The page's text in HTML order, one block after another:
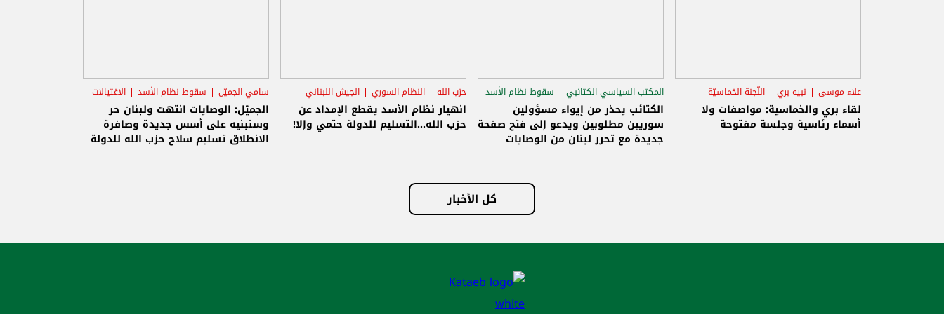
علاء موسى نبيه بري اللّجنة الخماسيّة
لقاء بري والخماسية: مواصفات ولا
أسماء رئاسية وجلسة مفتوحة
المكتب السياسي الكتائبي
سقوط نظام الأسد
الاستحقاق الرئاسي
الكتائب يحذر من إيواء مسؤولين
سوريين مطلوبين ويدعو إلى فتح صفحة
جديدة مع تحرر لبنان من الوصايات
حزب الله النظام السوري الجيش اللبناني
انهيار نظام الأسد يقطع الإمداد عن
حزب الله...التسليم للدولة حتمي وإلا!
سامي الجميّل سقوط نظام الأسد الاغتيالات
الجميّل: الوصايات انتهت ولبنان حر
وسنبنيه على أسس جديدة وصافرة
الانطلاق تسليم سلاح حزب الله للدولة
كل الأخبار